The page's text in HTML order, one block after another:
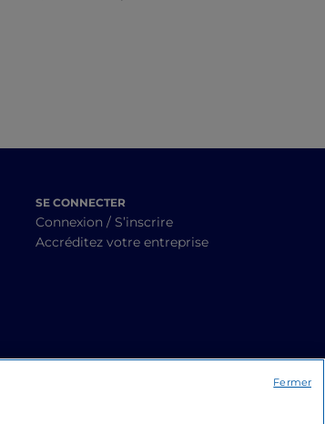
SE CONNECTER
Connexion / S’inscrire
Accréditez votre entreprise
Fermer